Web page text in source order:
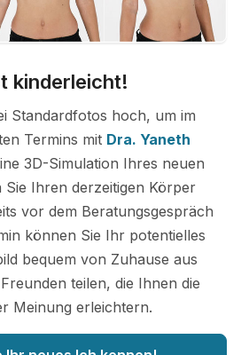
kinderleicht!
Standardfotos hoch, um im
Termins mit Dra. Yaneth
3D-Simulation Ihres neuen
Sie Ihren derzeitigen Körper
vor dem Beratungsgespräch
können Sie Ihr potentielles
bequem von Zuhause aus
teilen, die Ihnen die
Meinung erleichtern.